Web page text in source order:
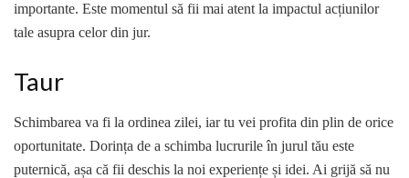
importante. Este momentul să fii mai atent la impactul acțiunilor
tale asupra celor din jur.
Taur
Schimbarea va fi la ordinea zilei, iar tu vei profita din plin de orice
oportunitate. Dorința de a schimba lucrurile în jurul tău este
puternică, așa că fii deschis la noi experiențe și idei. Ai grijă să nu